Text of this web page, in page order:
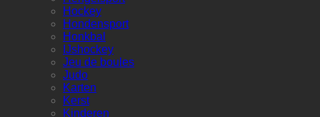
Hockey
Hondensport
Honkbal
IJshockey
Jeu de boules
Judo
Karten
Kerst
Kinderen